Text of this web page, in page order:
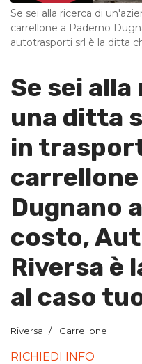
Se sei alla ricerca di
carrellone a Paderno
autotrasporti srl è la ditta
Se sei
una ditta
in
Dugnano
costo,
Riversa è
al caso
Riversa Carrellone
RICHIEDI INFO